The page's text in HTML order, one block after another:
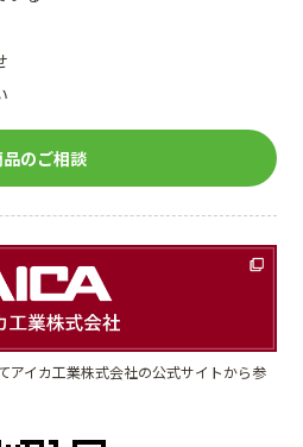
のご相談
アイカ工業株式会社の公式サイトから参